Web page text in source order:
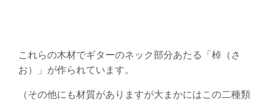
これらの木材でギターのネック部分あたる「棹（さ
お）」が作られています。
（その他にも材質がありますが大まかにはこの二種類